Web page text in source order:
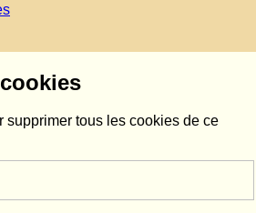
supprimer tous les cookies de ce